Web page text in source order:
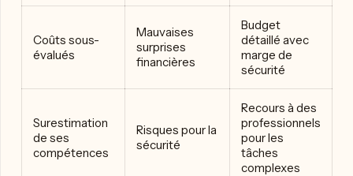
Coûts sous-
évalués
Mauvaises
surprises
financières
Budget
détaillé avec
marge de
sécurité
Surestimation
de ses
compétences
Risques pour la
sécurité
Recours à des
professionnels
pour les
tâches
complexes